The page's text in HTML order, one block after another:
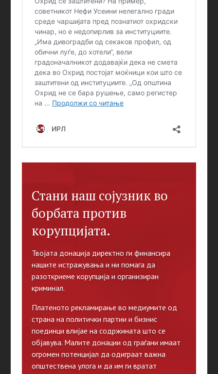
Стани наш сојузник во
борбата против
корупцијата.
Твојата донација директно ги финансира
нашите истражувања и ни помага да
разоткриеме корупција и организиран
криминал.
Платеното рекламирање во медиумите од
страна на политички партии и бизнис
поединци влијае на содржината што се
објавува. Малите донации од граѓани имаат
огромен потенцијал да одиграат важна
општествена улога и да им ги вратат